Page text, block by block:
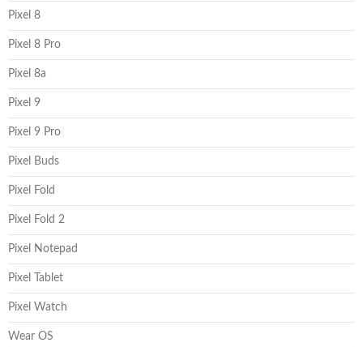
Pixel 8
Pixel 8 Pro
Pixel 8a
Pixel 9
Pixel 9 Pro
Pixel Buds
Pixel Fold
Pixel Fold 2
Pixel Notepad
Pixel Tablet
Pixel Watch
Wear OS